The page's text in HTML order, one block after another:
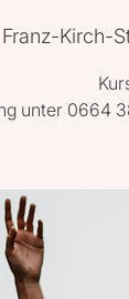
Franz-Kirch-